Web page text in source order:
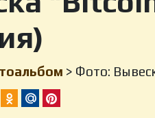
> Фото: